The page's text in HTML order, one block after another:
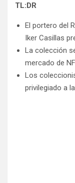
TL:DR
El portero del
Iker Casillas
La colección
mercado de
Los
privilegiado a